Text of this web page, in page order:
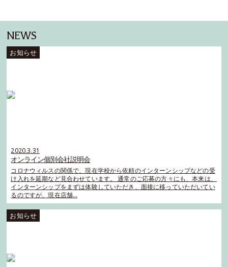
NEWS
2020.3.31
オンライン個別会社説明会
コロナウィルスの関係で、現在学校から依頼のインターンシップなどの受
け入れを延期など見合わせています。 通常のご応募の方々にも、本来は、
インターンシップをまずは体験していただき、面接に移っていただいてい
るのですが、現在店舗…